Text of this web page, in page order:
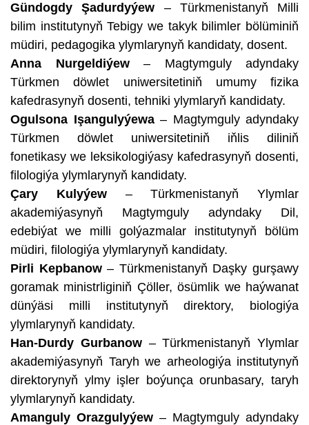
Gündogdy Şadurdyýew – Türkmenistanyň Milli
bilim institutynyň Tebigy we takyk bilimler bölüminiň
müdiri, pedagogika ylymlarynyň kandidaty, dosent.
Anna Nurgeldiýew– Magtymguly adyndaky
Türkmen döwlet uniwersitetiniň umumy fizika
kafedrasynyň dosenti, tehniki ylymlaryň kandidaty.
Ogulsona Işangulyýewa– Magtymguly adyndaky
Türkmen döwlet uniwersitetiniň iňlis diliniň
fonetikasy we leksikologiýasy kafedrasynyň dosenti,
filologiýa ylymlarynyň kandidaty.
Çary Kulyýew– Türkmenistanyň Ylymlar
akademiýasynyň Magtymguly adyndaky Dil,
edebiýat we milli golýazmalar institutynyň bölüm
müdiri, filologiýa ylymlarynyň kandidaty.
Pirli Kepbanow– Türkmenistanyň Daşky gurşawy
goramak ministrliginiň Çöller, ösümlik we haýwanat
dünýäsi milli institutynyň direktory, biologiýa
ylymlarynyň kandidaty.
Han-Durdy Gurbanow– Türkmenistanyň Ylymlar
akademiýasynyň Taryh we arheologiýa institutynyň
direktorynyň ylmy işler boýunça orunbasary, taryh
ylymlarynyň kandidaty.
Amanguly Orazgulyýew – Magtymguly adyndaky